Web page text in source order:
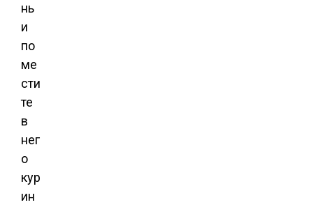
нь
и
по
ме
сти
те
в
нег
о
кур
ин